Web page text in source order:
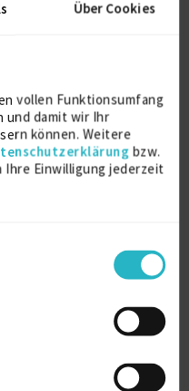
Über Cookies
vollen Funktionsumfang
und damit wir Ihr
können. Weitere
bzw.
Ihre Einwilligung jederzeit
J.
SAP Logistik